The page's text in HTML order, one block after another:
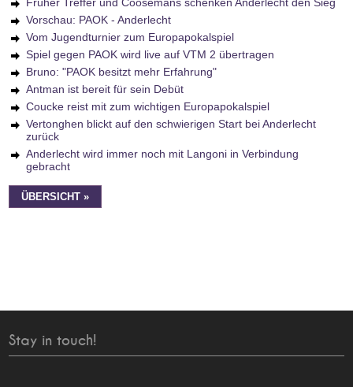
Vorschau: PAOK - Anderlecht
Vom Jugendturnier zum Europapokalspiel
Spiel gegen PAOK wird live auf VTM 2 übertragen
Bruno: "PAOK besitzt mehr Erfahrung"
Antman ist bereit für sein Debüt
Coucke reist mit zum wichtigen Europapokalspiel
Vertonghen blickt auf den schwierigen Start bei Anderlecht
zurück
Anderlecht wird immer noch mit Langoni in Verbindung
gebracht
ÜBERSICHT »
Stay in touch!